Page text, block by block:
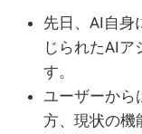
先日、AI自身
じられたAI
す。
ユーザーから
方、現状の機